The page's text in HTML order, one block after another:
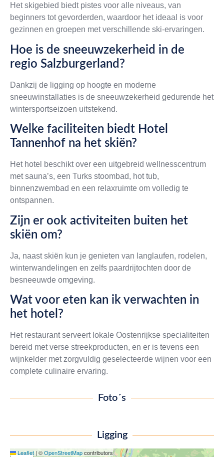
Het skigebied biedt pistes voor alle niveaus, van
beginners tot gevorderden, waardoor het ideaal is voor
gezinnen en groepen met verschillende ski-ervaringen.
Hoe is de sneeuwzekerheid in de
regio Salzburgerland?
Dankzij de ligging op hoogte en moderne
sneeuwinstallaties is de sneeuwzekerheid gedurende het
wintersportseizoen uitstekend.
Welke faciliteiten biedt Hotel
Tannenhof na het skiën?
Het hotel beschikt over een uitgebreid wellnesscentrum
met sauna’s, een Turks stoombad, hot tub,
binnenzwembad en een relaxruimte om volledig te
ontspannen.
Zijn er ook activiteiten buiten het
skiën om?
Ja, naast skiën kun je genieten van langlaufen, rodelen,
winterwandelingen en zelfs paardrijtochten door de
besneeuwde omgeving.
Wat voor eten kan ik verwachten in
het hotel?
Het restaurant serveert lokale Oostenrijkse specialiteiten
bereid met verse streekproducten, en er is tevens een
wijnkelder met zorgvuldig geselecteerde wijnen voor een
complete culinaire ervaring.
Foto´s
Ligging
Leaflet | ©OpenStreetMapcontributors